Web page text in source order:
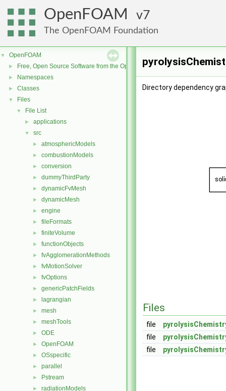
OpenFOAM 7
The OpenFOAM Foundation
▼ OpenFOAM
► Free, Open Source Software from the OpenFOAM Foundation
► Namespaces
► Classes
▼ Files
▼ File List
► applications
▼ src
► atmosphericModels
► combustionModels
► conversion
► dummyThirdParty
► dynamicFvMesh
► dynamicMesh
► engine
► fileFormats
► finiteVolume
► functionObjects
► fvAgglomerationMethods
► fvMotionSolver
► fvOptions
► genericPatchFields
► lagrangian
► mesh
► meshTools
► ODE
► OpenFOAM
► OSspecific
► parallel
► Pstream
► radiationModels
Directory dependency
Files
file
file
file